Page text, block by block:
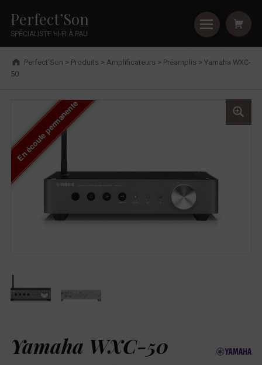
Yamaha WXC-50 - Perfect’Son
Perfect’Son
SPÉCIALISTE HI-FI À PAU
Breadcrumbs navigation
Perfect’Son > Produits > Amplificateurs > Préamplis > Yamaha WXC-
50
En écoute permanente
Yamaha WXC-50